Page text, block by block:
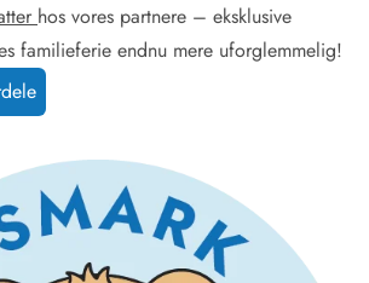
hos vores partnere – eksklusive
familieferie endnu mere uforglemmelig!